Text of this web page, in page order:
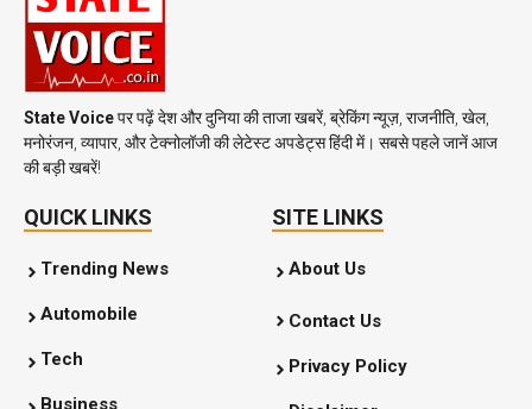
State Voiceपर पढ़ें देश और दुनिया की ताजा खबरें, ब्रेकिंग न्यूज़, राजनीति, खेल,
मनोरंजन, व्यापार, और टेक्नोलॉजी की लेटेस्ट अपडेट्स हिंदी में। सबसे पहले जानें आज
की बड़ी खबरें!
QUICK LINKS
Trending News
Automobile
Tech
Business
SITE LINKS
About Us
Contact Us
Privacy Policy